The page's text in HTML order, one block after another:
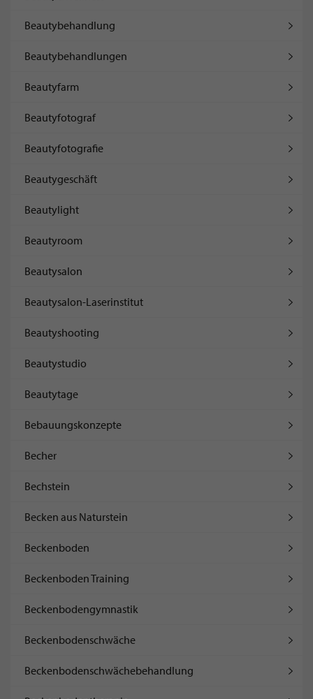
Beautybehandlung
Beautybehandlungen
Beautyfarm
Beautyfotograf
Beautyfotografie
Beautygeschäft
Beautylight
Beautyroom
Beautysalon
Beautysalon-Laserinstitut
Beautyshooting
Beautystudio
Beautytage
Bebauungskonzepte
Becher
Bechstein
Becken aus Naturstein
Beckenboden
Beckenboden Training
Beckenbodengymnastik
Beckenbodenschwäche
Beckenbodenschwächebehandlung